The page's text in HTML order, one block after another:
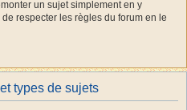
un sujet simplement en y
respecter les règles du forum en le
types de sujets